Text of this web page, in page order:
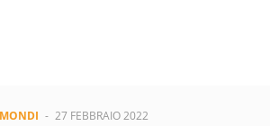
- 27 FEBBRAIO 2022